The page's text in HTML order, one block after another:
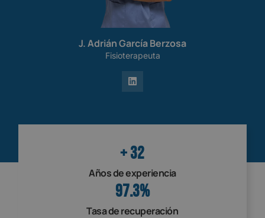
J. Adrián García Berzosa
Fisioterapeuta
Años de experiencia
+ 32
Tasa de recuperación
97.3%